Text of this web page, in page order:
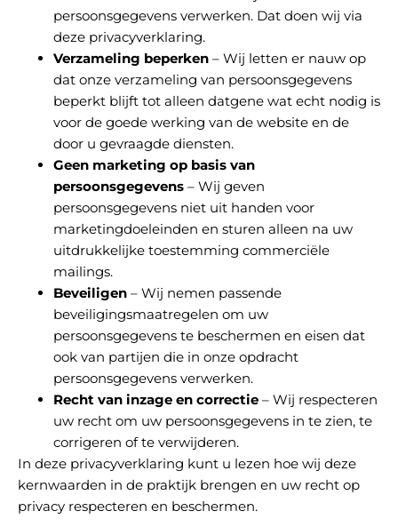
persoonsgegevens verwerken. Dat doen wij via
deze privacyverklaring.
Verzameling beperken – Wij letten er nauw op
dat onze verzameling van persoonsgegevens
beperkt blijft tot alleen datgene wat echt nodig is
voor de goede werking van de website en de
door u gevraagde diensten.
Geen marketing op basis van
persoonsgegevens – Wij geven
persoonsgegevens niet uit handen voor
marketingdoeleinden en sturen alleen na uw
uitdrukkelijke toestemming commerciële
mailings.
Beveiligen – Wij nemen passende
beveiligingsmaatregelen om uw
persoonsgegevens te beschermen en eisen dat
ook van partijen die in onze opdracht
persoonsgegevens verwerken.
Recht van inzage en correctie – Wij respecteren
uw recht om uw persoonsgegevens in te zien, te
corrigeren of te verwijderen.
In deze privacyverklaring kunt u lezen hoe wij deze
kernwaarden in de praktijk brengen en uw recht op
privacy respecteren en beschermen.